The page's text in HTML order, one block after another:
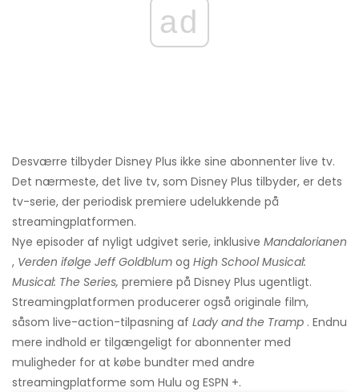
ad
Desværre tilbyder Disney Plus ikke sine abonnenter live tv.
Det nærmeste, det live tv, som Disney Plus tilbyder, er dets
tv-serie, der periodisk premiere udelukkende på
streamingplatformen.
Nye episoder af nyligt udgivet serie, inklusive Mandalorianen
, Verden ifølge Jeff Goldblum og High School Musical:
Musical: The Series, premiere på Disney Plus ugentligt.
Streamingplatformen producerer også originale film,
såsom live-action-tilpasning af Lady and the Tramp . Endnu
mere indhold er tilgængeligt for abonnenter med
muligheder for at købe bundter med andre
streamingplatforme som Hulu og ESPN +.